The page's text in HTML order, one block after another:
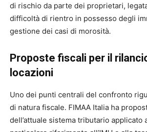
di rischio da parte dei proprietari,
difficoltà di rientro in possesso degli
gestione dei casi di morosità.
Proposte fiscali per il
locazioni
Uno dei punti centrali del confronto
di natura fiscale. FIMAA Italia ha
dell’attuale sistema tributario applicato